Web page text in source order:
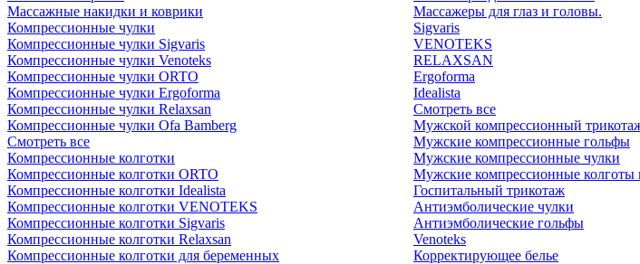
Массажные накидки и коврики
Массажеры для глаз и головы.
Компрессионные чулки
Компрессионные чулки Sigvaris
Компрессионные чулки Venoteks
Компрессионные чулки ORTO
Компрессионные чулки Ergoforma
Компрессионные чулки Relaxsan
Компрессионные чулки Ofa Bamberg
Смотреть все
Компрессионные колготки
Компрессионные колготки ORTO
Компрессионные колготки Idealista
Компрессионные колготки VENOTEKS
Компрессионные колготки Sigvaris
Компрессионные колготки Relaxsan
Компрессионные колготки для беременных
Sigvaris
VENOTEKS
RELAXSAN
Ergoforma
Idealista
Смотреть все
Мужской компрессионный
Мужские компрессионные гольфы
Мужские компрессионные чулки
Мужские компрессионные колготы
Госпитальный трикотаж
Антиэмболические чулки
Антиэмболические гольфы
Venoteks
Корректирующее белье